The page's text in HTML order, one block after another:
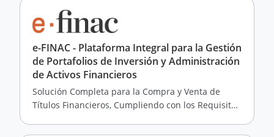
e-FINAC - Plataforma Integral para la Gestión
de Portafolios de Inversión y Administración
de Activos Financieros
Solución Completa para la Compra y Venta de
Títulos Financieros, Cumpliendo con los Requisitos